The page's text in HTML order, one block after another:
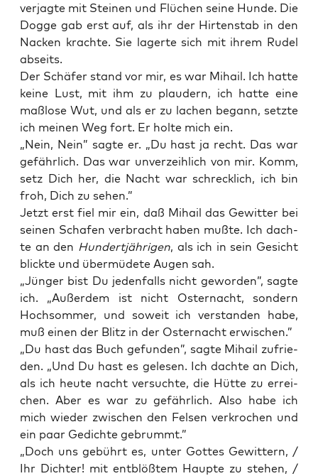
ver­jag­te mit Stei­nen und Flü­chen sei­ne Hun­de. Die
Dog­ge gab erst auf, als ihr der Hir­ten­stab in den
Nacken krach­te. Sie lager­te sich mit ihrem Rudel
abseits.
Der Schä­fer stand vor mir, es war Mihail. Ich hat­te
kei­ne Lust, mit ihm zu plau­dern, ich hat­te eine
maß­lo­se Wut, und als er zu lachen begann, setz­te
ich mei­nen Weg fort. Er hol­te mich ein.
„Nein, Nein” sag­te er. „Du hast ja recht. Das war
gefähr­lich. Das war unver­zeih­lich von mir. Komm,
setz Dich her, die Nacht war schreck­lich, ich bin
froh, Dich zu sehen.”
Jetzt erst fiel mir ein, daß Mihail das Gewit­ter bei
sei­nen Scha­fen ver­bracht haben muß­te. Ich dach­
te an den Hun­dert­jäh­ri­gen, als ich in sein Gesicht
blick­te und über­mü­de­te Augen sah.
„Jün­ger bist Du jeden­falls nicht gewor­den”, sag­te
ich. „Außer­dem ist nicht Oster­nacht, son­dern
Hoch­som­mer, und soweit ich ver­stan­den habe,
muß einen der Blitz in der Oster­nacht erwischen.”
„Du hast das Buch gefun­den”, sag­te Mihail zufrie­
den. „Und Du hast es gele­sen. Ich dach­te an Dich,
als ich heu­te nacht ver­such­te, die Hüt­te zu errei­
chen. Aber es war zu gefähr­lich. Also habe ich
mich wie­der zwi­schen den Fel­sen ver­kro­chen und
ein paar Gedich­te gebrummt.”
„Doch uns gebührt es, unter Got­tes Gewit­tern, /
Ihr Dich­ter! mit ent­blöß­tem Haup­te zu ste­hen, /